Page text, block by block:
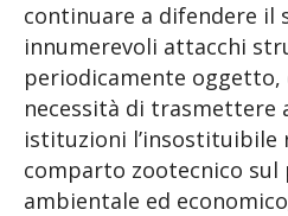
continuare a difendere il
innumerevoli attacchi
periodicamente oggetto,
necessità di trasmettere
istituzioni l’insostituibile
comparto zootecnico
ambientale ed